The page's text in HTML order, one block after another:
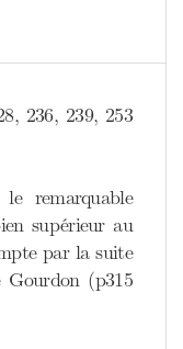
236, 239, 253
remarquable
supérieur au
par la suite
Gourdon (p315